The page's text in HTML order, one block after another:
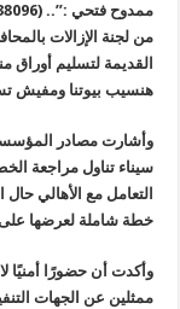
من لجنة الإزالات
القديمة لتسليم أوراق
هنسيب بيوتنا ومفيش
وأشارت مصادر
سيناء تناول مراجعة
التعامل مع الأهالي
خطة شاملة لعرضها
وأكدت أن حضورًا أمنيًا
ممثلين عن الجهات